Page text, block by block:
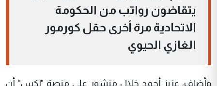
يتقاضون رواتب من الحكومة
الاتحادية مرة أخرى حقل كورمور
الغازي الحيوي
وأضاف، عزيز أحمد خلال منشور على منصة "إكس" أن